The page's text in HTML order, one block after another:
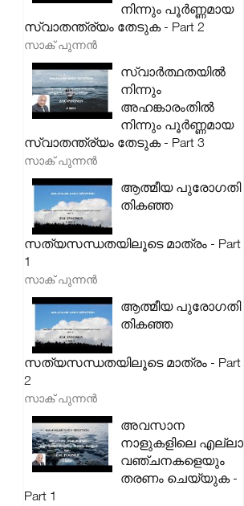
നിന്നും പൂർണ്ണമായ
സ്വാതന്ത്ര്യം തേടുക - Part 2
സാക് പുന്നൻ
സ്വാർത്ഥതയിൽ
നിന്നും
അഹങ്കാരംതിൽ
നിന്നും പൂർണ്ണമായ
സ്വാതന്ത്ര്യം തേടുക - Part 3
സാക് പുന്നൻ
ആത്മീയ പുരോഗതി
തികഞ്ഞ
സത്യസന്ധതയിലൂടെ മാത്രം - Part
1
സാക് പുന്നൻ
ആത്മീയ പുരോഗതി
തികഞ്ഞ
സത്യസന്ധതയിലൂടെ മാത്രം - Part
2
സാക് പുന്നൻ
അവസാന
നാളുകളിലെ എല്ലാ
വഞ്ചനകളെയും
തരണം ചെയ്യുക -
Part 1